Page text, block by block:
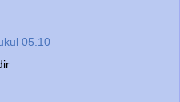
05.10